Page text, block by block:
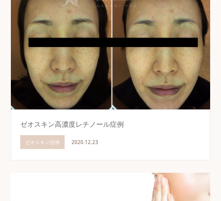
ゼオスキン高濃度レチノール症例
ゼオスキン症例 2020.12.23